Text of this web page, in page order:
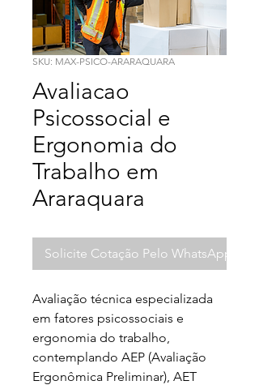
SKU: MAX-PSICO-ARARAQUARA
Avaliacao
Psicossocial e
Ergonomia do
Trabalho em
Araraquara
Solicite Cotação Pelo WhatsApp
Avaliação técnica especializada
em fatores psicossociais e
ergonomia do trabalho,
contemplando AEP (Avaliação
Ergonômica Preliminar), AET